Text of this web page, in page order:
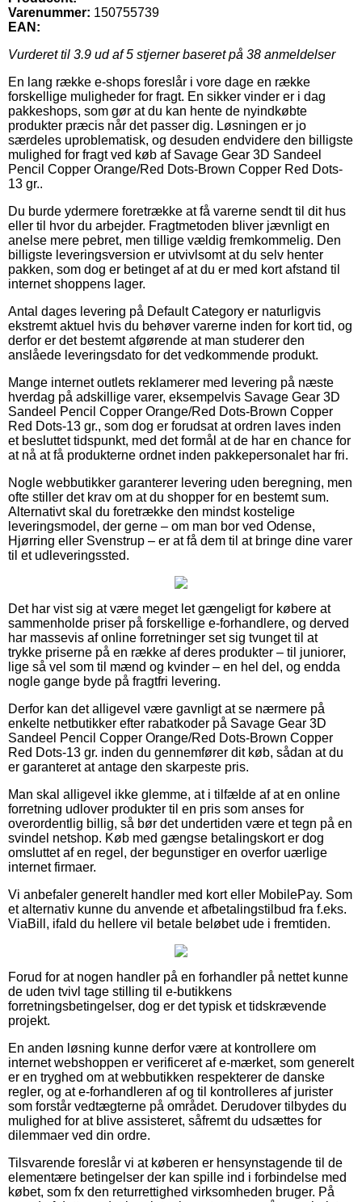
Varenummer: 150755739
EAN:
Vurderet til 3.9 ud af 5 stjerner baseret på 38 anmeldelser
En lang række e-shops foreslår i vore dage en række
forskellige muligheder for fragt. En sikker vinder er i dag
pakkeshops, som gør at du kan hente de nyindkøbte
produkter præcis når det passer dig. Løsningen er jo
særdeles uproblematisk, og desuden endvidere den billigste
mulighed for fragt ved køb af Savage Gear 3D Sandeel
Pencil Copper Orange/Red Dots-Brown Copper Red Dots-
13 gr..
Du burde ydermere foretrække at få varerne sendt til dit hus
eller til hvor du arbejder. Fragtmetoden bliver jævnligt en
anelse mere pebret, men tillige vældig fremkommelig. Den
billigste leveringsversion er utvivlsomt at du selv henter
pakken, som dog er betinget af at du er med kort afstand til
internet shoppens lager.
Antal dages levering på Default Category er naturligvis
ekstremt aktuel hvis du behøver varerne inden for kort tid, og
derfor er det bestemt afgørende at man studerer den
anslåede leveringsdato for det vedkommende produkt.
Mange internet outlets reklamerer med levering på næste
hverdag på adskillige varer, eksempelvis Savage Gear 3D
Sandeel Pencil Copper Orange/Red Dots-Brown Copper
Red Dots-13 gr., som dog er forudsat at ordren laves inden
et besluttet tidspunkt, med det formål at de har en chance for
at nå at få produkterne ordnet inden pakkepersonalet har fri.
Nogle webbutikker garanterer levering uden beregning, men
ofte stiller det krav om at du shopper for en bestemt sum.
Alternativt skal du foretrække den mindst kostelige
leveringsmodel, der gerne – om man bor ved Odense,
Hjørring eller Svenstrup – er at få dem til at bringe dine varer
til et udleveringssted.
Det har vist sig at være meget let gængeligt for købere at
sammenholde priser på forskellige e-forhandlere, og derved
har massevis af online forretninger set sig tvunget til at
trykke priserne på en række af deres produkter – til juniorer,
lige så vel som til mænd og kvinder – en hel del, og endda
nogle gange byde på fragtfri levering.
Derfor kan det alligevel være gavnligt at se nærmere på
enkelte netbutikker efter rabatkoder på Savage Gear 3D
Sandeel Pencil Copper Orange/Red Dots-Brown Copper
Red Dots-13 gr. inden du gennemfører dit køb, sådan at du
er garanteret at antage den skarpeste pris.
Man skal alligevel ikke glemme, at i tilfælde af at en online
forretning udlover produkter til en pris som anses for
overordentlig billig, så bør det undertiden være et tegn på en
svindel netshop. Køb med gængse betalingskort er dog
omsluttet af en regel, der begunstiger en overfor uærlige
internet firmaer.
Vi anbefaler generelt handler med kort eller MobilePay. Som
et alternativ kunne du anvende et afbetalingstilbud fra f.eks.
ViaBill, ifald du hellere vil betale beløbet ude i fremtiden.
Forud for at nogen handler på en forhandler på nettet kunne
de uden tvivl tage stilling til e-butikkens
forretningsbetingelser, dog er det typisk et tidskrævende
projekt.
En anden løsning kunne derfor være at kontrollere om
internet webshoppen er verificeret af e-mærket, som generelt
er en tryghed om at webbutikken respekterer de danske
regler, og at e-forhandleren af og til kontrolleres af jurister
som forstår vedtægterne på området. Derudover tilbydes du
mulighed for at blive assisteret, såfremt du udsættes for
dilemmaer ved din ordre.
Tilsvarende foreslår vi at køberen er hensynstagende til de
elementære betingelser der kan spille ind i forbindelse med
købet, som fx den returrettighed virksomheden bruger. På